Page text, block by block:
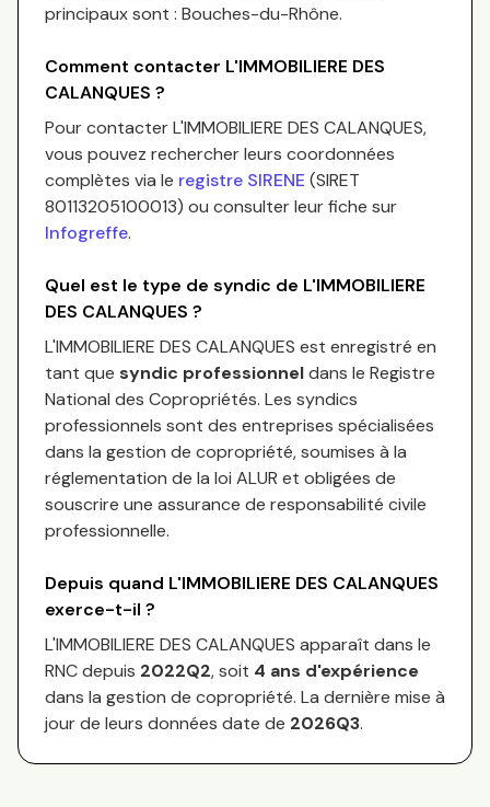
principaux sont : Bouches-du-Rhône.
Comment contacter L'IMMOBILIERE DES
CALANQUES ?
Pour contacterL'IMMOBILIERE DES CALANQUES,
vous pouvez rechercher leurs coordonnées
complètes via le registre SIRENE (SIRET
80113205100013) ou consulter leur fiche sur
Infogreffe.
Quel est le type de syndic de L'IMMOBILIERE
DES CALANQUES ?
L'IMMOBILIERE DES CALANQUES est enregistré en
tant que syndic professionneldans le Registre
National des Copropriétés. Les syndics
professionnels sont des entreprises spécialisées
dans la gestion de copropriété, soumises à la
réglementation de la loi ALUR et obligées de
souscrire une assurance de responsabilité civile
professionnelle.
Depuis quand L'IMMOBILIERE DES CALANQUES
exerce-t-il ?
L'IMMOBILIERE DES CALANQUES apparaît dans le
RNC depuis 2022Q2, soit 4 ans d'expérience
dans la gestion de copropriété. La dernière mise à
jour de leurs données date de 2026Q3.